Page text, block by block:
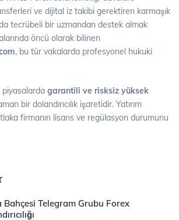
ve dijital iz takibi gerektiren karmaşık
tecrübeli bir uzmandan destek almak
öncü olarak bilinen
, bu tür vakalarda profesyonel hukuki
piyasalarda garantili ve risksiz yüksek
bir dolandırıcılık işaretidir. Yatırım
firmanın lisans ve regülasyon durumunu
Bahçesi Telegram Grubu Forex